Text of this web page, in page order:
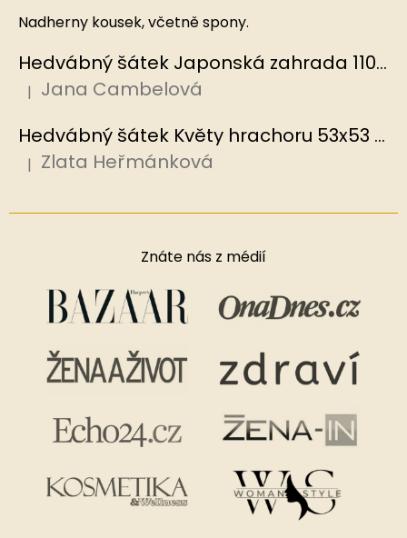
Nadherny kousek, včetně spony.
Hedvábný šátek Japonská zahrada 110x110 cm v dárkovém balení, HEDVÁBNÝ SVĚT
Hodnocení produktu je 5 z 5 hvězdiček.
| Jana Cambelová
Hedvábný šátek Květy hrachoru 53x53 cm v dárkovém balení, HEDVÁBNÝ SVĚT
Hodnocení produktu je 5 z 5 hvězdiček.
| Zlata Heřmánková
Znáte nás z médií